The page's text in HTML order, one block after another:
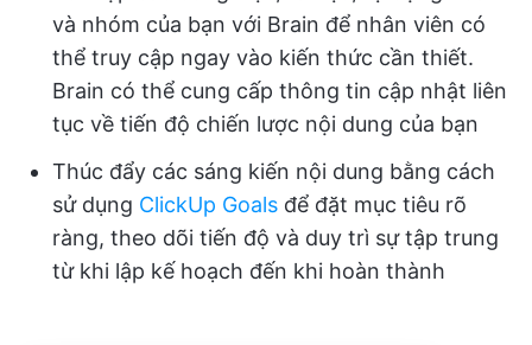
và nhóm của bạn với Brain để nhân viên có
thể truy cập ngay vào kiến thức cần thiết.
Brain có thể cung cấp thông tin cập nhật liên
tục về tiến độ chiến lược nội dung của bạn
Thúc đẩy các sáng kiến nội dung bằng cách
sử dụng ClickUp Goals để đặt mục tiêu rõ
ràng, theo dõi tiến độ và duy trì sự tập trung
từ khi lập kế hoạch đến khi hoàn thành